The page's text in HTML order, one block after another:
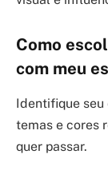
Como
com meu
Identifique seu
temas e cores
quer passar.